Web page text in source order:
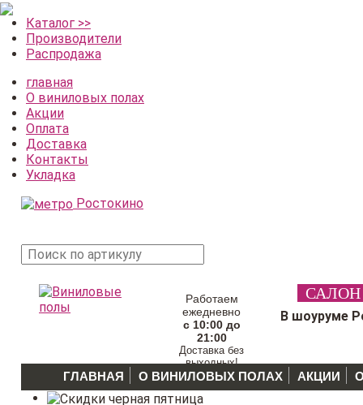
Каталог >>
Производители
Распродажа
главная
О виниловых полах
Акции
Оплата
Доставка
Контакты
Укладка
Ростокино
Работаем
ежедневно
с 10:00 до
21:00
Доставка без
выходных!
В шоуруме
ГЛАВНАЯ О ВИНИЛОВЫХ ПОЛАХ АКЦИИ